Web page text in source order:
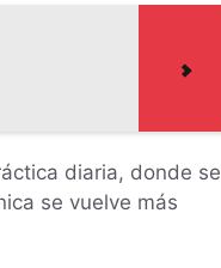
diaria, donde se
se vuelve más